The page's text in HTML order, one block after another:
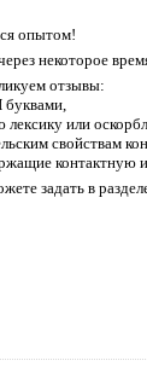
опытом!
некоторое
отзывы:
или
свойствам
контактную
задать в